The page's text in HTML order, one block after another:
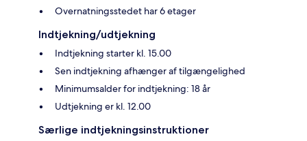
Overnatningsstedet har 6 etager
Indtjekning/udtjekning
Indtjekning starter kl. 15.00
Sen indtjekning afhænger af tilgængelighed
Minimumsalder for indtjekning: 18 år
Udtjekning er kl. 12.00
Særlige indtjekningsinstruktioner